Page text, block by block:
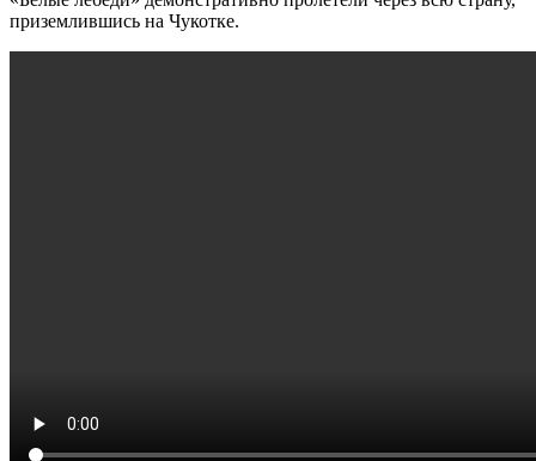
приземлившись на Чукотке.